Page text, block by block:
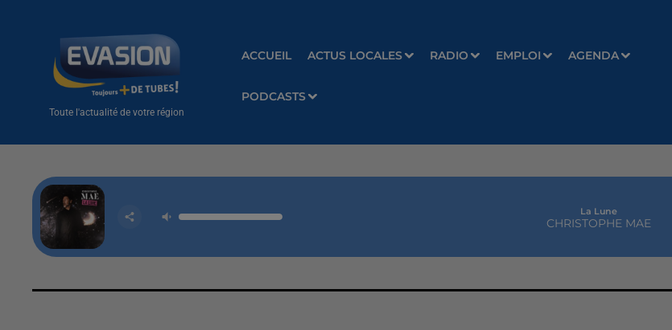
Toute l'actualité de votre région
ACCUEIL ACTUS LOCALES RADIO EMPLOI AGENDA
PODCASTS
One Track Mind
NAIKA